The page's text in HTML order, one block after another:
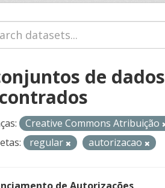
de dados
Creative Commons Atribuição
regular autorizacao
de Autorizações